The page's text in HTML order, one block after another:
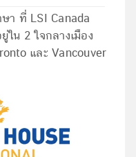
า ที่ LSI Canada
ใน 2 ใจกลางเมือง
และ Vancouver